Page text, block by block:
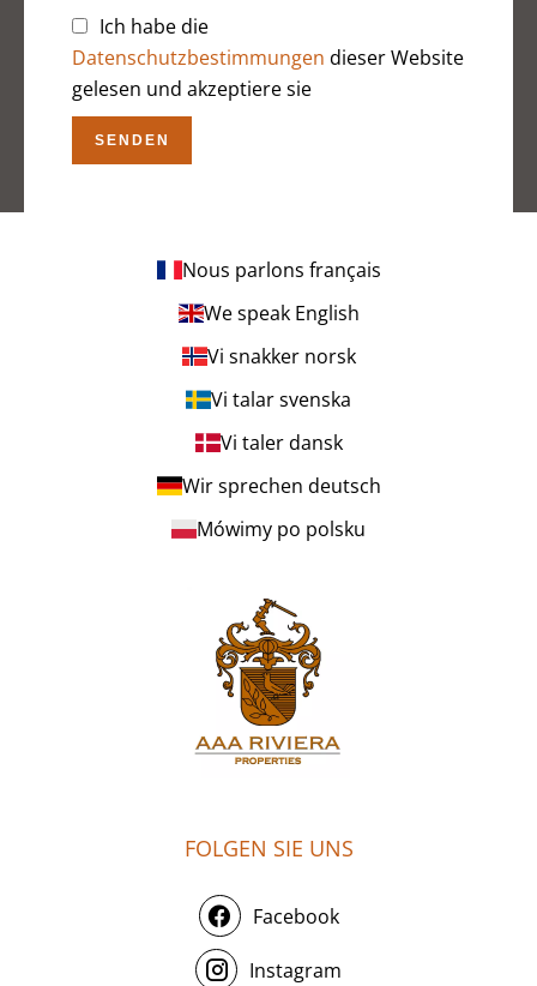
Ich habe die
Datenschutzbestimmungen dieser Website
gelesen und akzeptiere sie
SENDEN
Nous parlons français
We speak English
Vi snakker norsk
Vi talar svenska
Vi taler dansk
Wir sprechen deutsch
Mówimy po polsku
FOLGEN SIE UNS
Facebook
Instagram